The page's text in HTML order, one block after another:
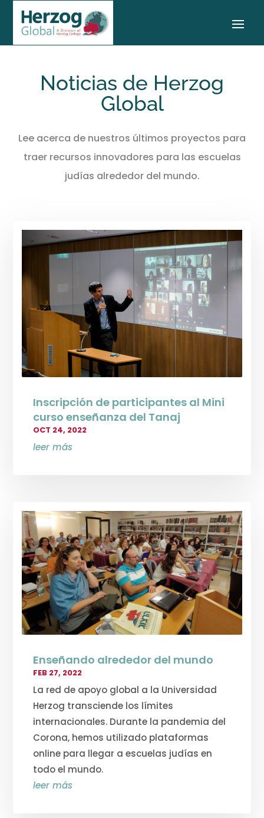
Noticias de Herzog
Global
Lee acerca de nuestros últimos proyectos para
traer recursos innovadores para las escuelas
judías alrededor del mundo.
Inscripción de participantes al Mini
curso enseñanza del Tanaj
OCT 24, 2022
leer más
Enseñando alrededor del mundo
FEB 27, 2022
La red de apoyo global a la Universidad
Herzog transciende los límites
internacionales. Durante la pandemia del
Corona, hemos utilizado plataformas
online para llegar a escuelas judías en
todo el mundo.
leer más